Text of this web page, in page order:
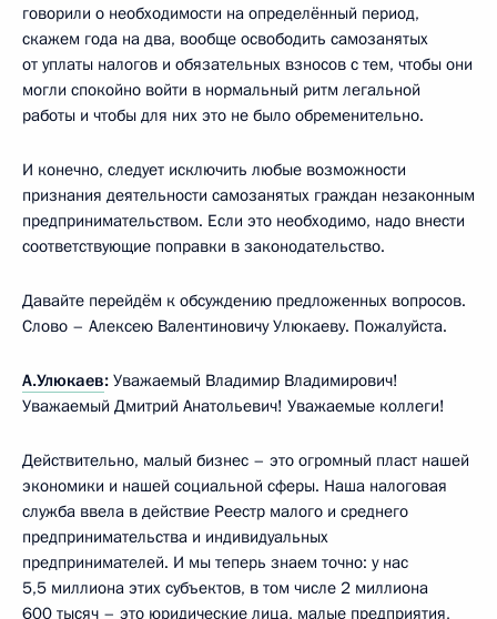
говорили о необходимости на определённый период,
скажем года на два, вообще освободить самозанятых
от уплаты налогов и обязательных взносов с тем, чтобы они
могли спокойно войти в нормальный ритм легальной
работы и чтобы для них это не было обременительно.
И конечно, следует исключить любые возможности
признания деятельности самозанятых граждан незаконным
предпринимательством. Если это необходимо, надо внести
соответствующие поправки в законодательство.
Давайте перейдём к обсуждению предложенных вопросов.
Слово – Алексею Валентиновичу Улюкаеву. Пожалуйста.
А.Улюкаев: Уважаемый Владимир Владимирович!
Уважаемый Дмитрий Анатольевич! Уважаемые коллеги!
Действительно, малый бизнес – это огромный пласт нашей
экономики и нашей социальной сферы. Наша налоговая
служба ввела в действие Реестр малого и среднего
предпринимательства и индивидуальных
предпринимателей. И мы теперь знаем точно: у нас
5,5 миллиона этих субъектов, в том числе 2 миллиона
600 тысяч – это юридические лица, малые предприятия,